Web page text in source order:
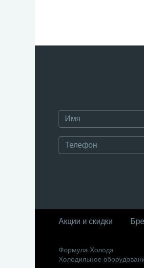
Акции и скидки
Формула Холода
Холодильное